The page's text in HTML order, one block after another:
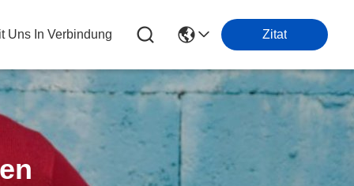
Uns In Verbindung Zitat